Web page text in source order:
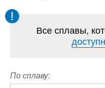
Все сплавы,
По сплаву: